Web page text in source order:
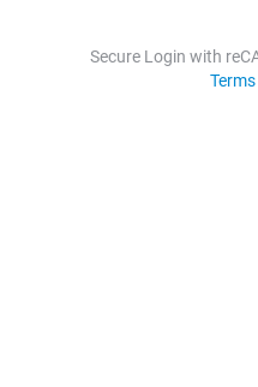
Secure Login with
Terms